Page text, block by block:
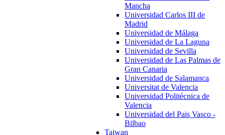
Mancha
Universidad Carlos III de
Madrid
Universidad de Málaga
Universidad de La Laguna
Universidad de Sevilla
Universidad de Las Palmas de
Gran Canaria
Universidad de Salamanca
Universitat de Valencia
Universidad Politécnica de
Valencia
Universidad del Pais Vasco -
Bilbao
Taiwan